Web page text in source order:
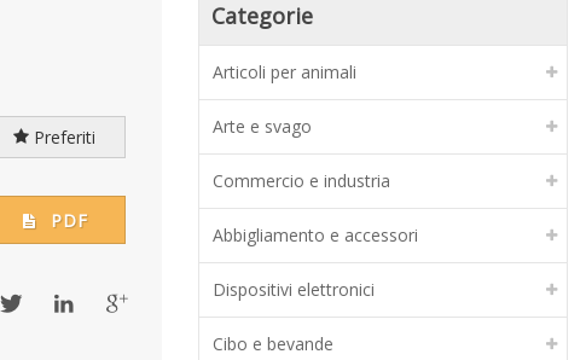
Preferiti
PDF
Categorie
Articoli per animali
Arte e svago
Commercio e industria
Abbigliamento e accessori
Dispositivi elettronici
Cibo e bevande